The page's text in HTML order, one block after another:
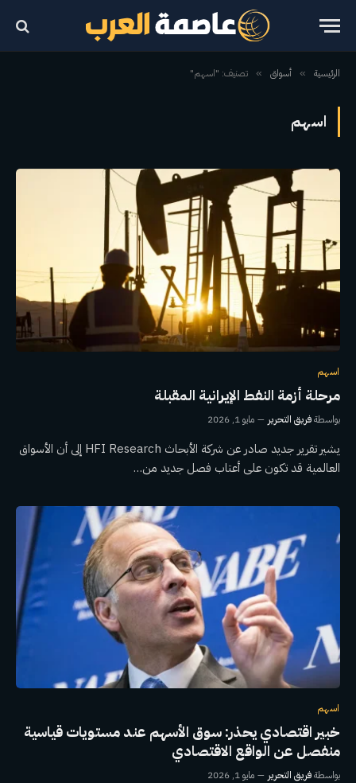
الرئيسية » أسواق » تصنيف: "اسهم"
اسهم
اسهم
مرحلة أزمة النفط الإيرانية المقبلة
بواسطةفريق التحرير مايو 1, 2026
يشير تقرير جديد صادر عن شركة الأبحاث HFI Research إلى أن الأسواق
العالمية قد تكون على أعتاب فصل جديد من…
اسهم
خبير اقتصادي يحذر: سوق الأسهم عند مستويات قياسية
منفصل عن الواقع الاقتصادي
بواسطةفريق التحرير مايو 1, 2026